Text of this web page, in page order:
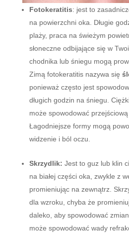
Fotokeratitis: jest to
na powierzchni oka. Długie
plaży, praca na świeżym
słoneczne odbijające się w
chodnika lub śniegu mogą
Zimą fotokeratitis nazywa się
ponieważ często jest
długich godzin na śniegu.
może spowodować przejściową
Łagodniejsze formy mogą
widzenie i ból oczu.
Skrzydlik: Jest to guz lub klin
na białej części oka, zwykle z
promieniując na zewnątrz.
dla wzroku, chyba że
daleko, aby spowodować
może spowodować wady